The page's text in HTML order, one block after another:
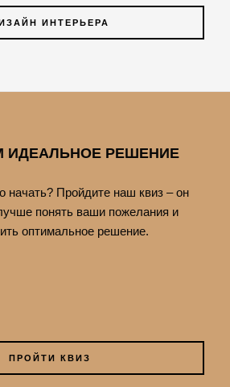
ИНТЕРЬЕРА
ИДЕАЛЬНОЕ РЕШЕНИЕ
начать? Пройдите наш квиз – он
понять ваши пожелания и
оптимальное решение.
ПРОЙТИ КВИЗ